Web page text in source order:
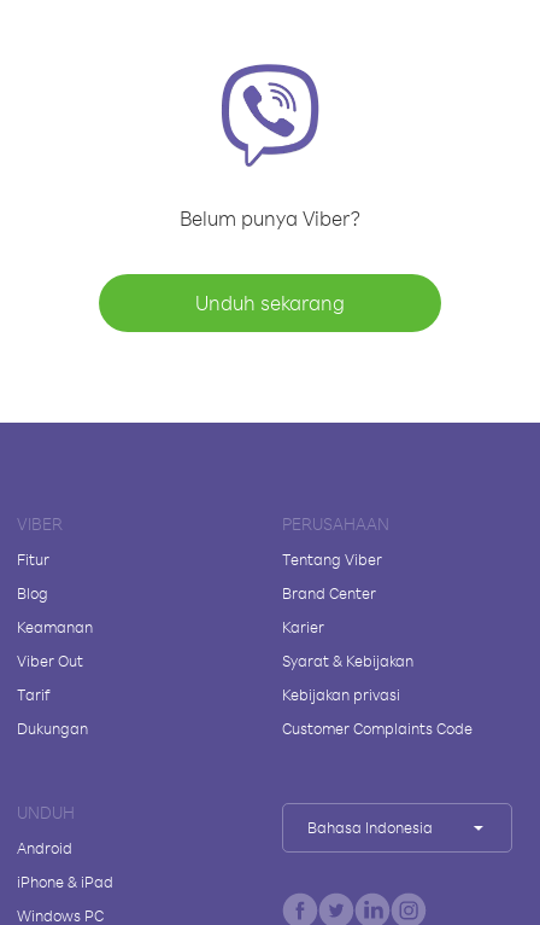
Belum punya Viber?
Unduh sekarang
VIBER
Fitur
Blog
Keamanan
Viber Out
Tarif
Dukungan
PERUSAHAAN
Tentang Viber
Brand Center
Karier
Syarat & Kebijakan
Kebijakan privasi
Customer Complaints Code
UNDUH
Android
iPhone & iPad
Windows PC
Bahasa Indonesia